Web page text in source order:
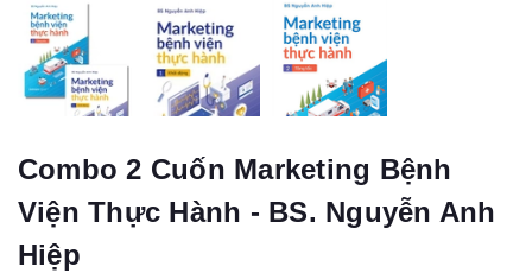
Combo 2 Cuốn Marketing Bệnh
Viện Thực Hành - BS. Nguyễn Anh
Hiệp